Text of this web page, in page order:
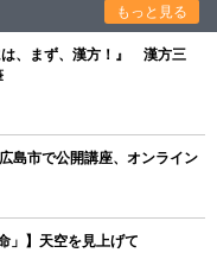
もっと見る
、まず、漢方！』 漢方三
島市で公開講座、オンライン
」】天空を見上げて